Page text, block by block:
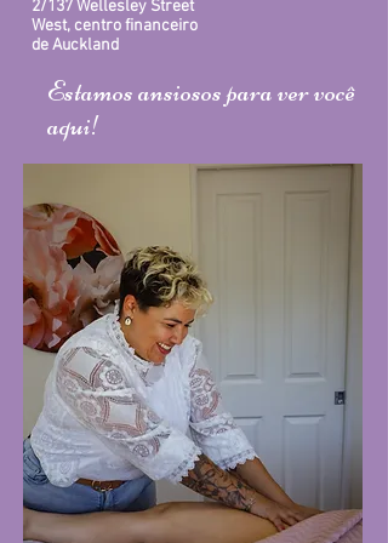
2/137 Wellesley Street
West, centro financeiro
de Auckland
Estamos ansiosos para ver você
aqui!